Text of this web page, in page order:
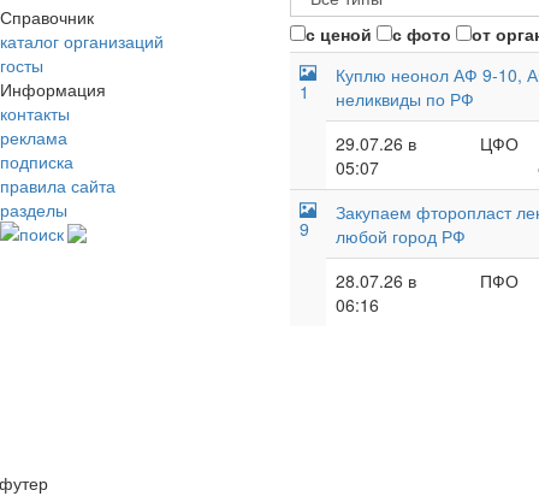
Справочник
каталог организаций
госты
Информация
контакты
реклама
подписка
правила сайта
разделы
поиск
с ценой с фото от
1
Куплю неонол АФ 9-10,
неликвиды по РФ
29.07.26 в
05:07
ЦФО
9
Закупаем фторопласт
любой город РФ
28.07.26 в
06:16
ПФО
футер